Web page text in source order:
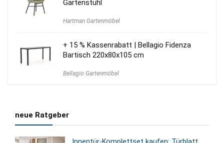
Gartenstuhl
Hartman Gartenmöbel
+ 15 % Kassenrabatt | Bellagio Fidenza
Bartisch 220x80x105 cm
Bellagio Gartenmöbel
neue Ratgeber